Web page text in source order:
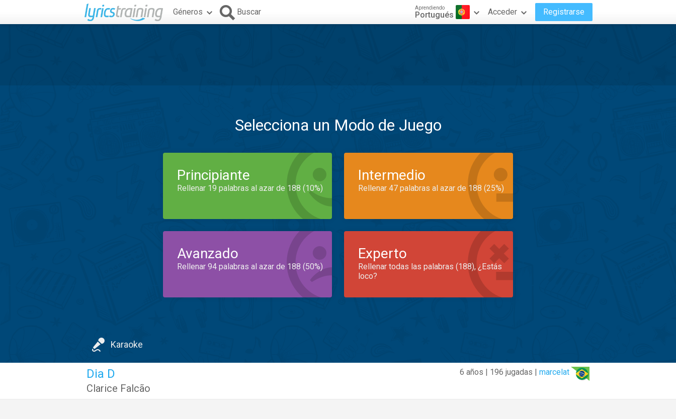
Géneros Buscar Aprendiendo
Portugués Acceder Registrarse
Selecciona un Modo de Juego
Principiante
Rellenar 19 palabras al azar de 188 (10%)
Intermedio
Rellenar 47 palabras al azar de 188 (25%)
Avanzado
Rellenar 94 palabras al azar de 188 (50%)
Experto
Rellenar todas las palabras (188), ¿Estás
loco?
Karaoke
6 años | 196 jugadas | marcelat
Dia D
Clarice Falcão